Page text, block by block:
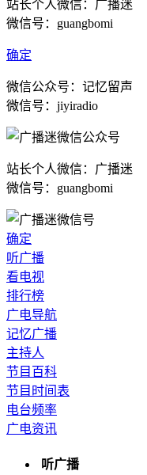
站长个人微信：广播迷
微信号：guangbomi
确定
微信公众号：记忆留声
微信号：jiyiradio
站长个人微信：广播迷
微信号：guangbomi
确定
听广播
看电视
排行榜
广电导航
记忆广播
主持人
节目百科
节目时间表
电台频率
广电资讯
听广播